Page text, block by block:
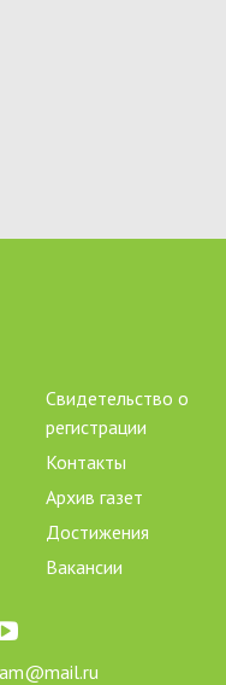
Свидетельство о
регистрации
Контакты
Архив газет
Достижения
Вакансии